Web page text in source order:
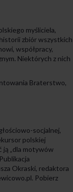
myśliciela,
zbiór wszystkich
współpracy,
Niektórych z nich
Braterstwo,
socjalnej,
polskiej
ją „dla motywów
Okraski, redaktora
Pobierz